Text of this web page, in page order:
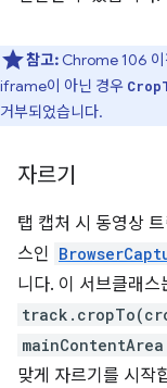
참고: Chrome 106 이
iframe이 아닌 경우
거부되었습니다.
자르기
탭 캡처 시 동영상
스인
니다. 이 서브클래스
mainContentArea
맞게 자르기를 시작